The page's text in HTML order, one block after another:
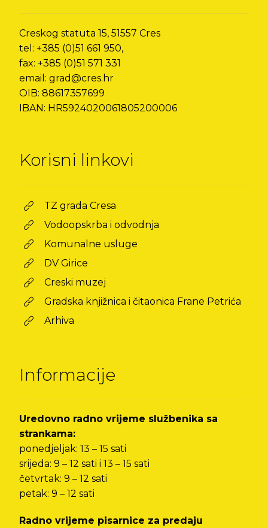
Creskog statuta 15, 51557 Cres
tel: +385 (0)51 661 950,
fax: +385 (0)51 571 331
email: grad@cres.hr
OIB: 88617357699
IBAN: HR5924020061805200006
Korisni linkovi
TZ grada Cresa
Vodoopskrba i odvodnja
Komunalne usluge
DV Girice
Creski muzej
Gradska knjižnica i čitaonica Frane Petrića
Arhiva
Informacije
Uredovno radno vrijeme službenika sa
strankama:
ponedjeljak: 13 – 15 sati
srijeda: 9 – 12 sati i 13 – 15 sati
četvrtak: 9 – 12 sati
petak: 9 – 12 sati
Radno vrijeme pisarnice za predaju